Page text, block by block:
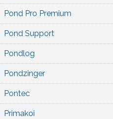
Pond Pro Premium
Pond Support
Pondlog
Pondzinger
Pontec
Primakoi